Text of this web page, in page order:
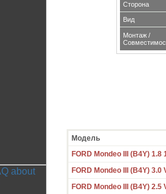
Сторона
Вид
Монтаж /
Модель
FORD Mondeo III (B4Y) 1.8
FORD Mondeo III (B4Y) 3.0
FORD Mondeo III (B4Y) 2.5